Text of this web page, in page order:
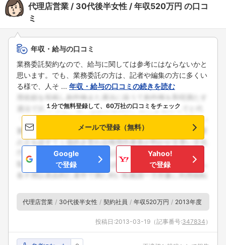
代理店営業 30代後半女性 年収520万円 の口コ
ミ
年収・給与の口コミ
業務委託契約なので、給与に関しては参考にはならないかと
思います。でも、業務委託の方は、記者や編集の方に多くい
る様で、人そ ... 年収・給与の口コミの続きを読む
１分で無料登録して、60万社の口コミをチェック
メールで登録（無料）
Google
で登録
Yahoo!
で登録
代理店営業 30代後半女性 契約社員 年収520万円 2013年度
投稿日:2013-03-19 （記事番号:347834 ）